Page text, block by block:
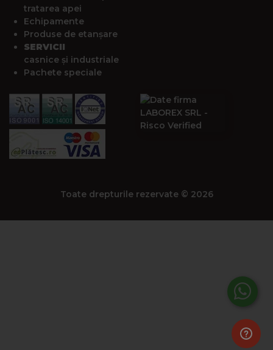
tratarea apei
Echipamente
Produse de etanșare
SERVICII
casnice și industriale
Pachete speciale
Toate drepturile rezervate © 2026